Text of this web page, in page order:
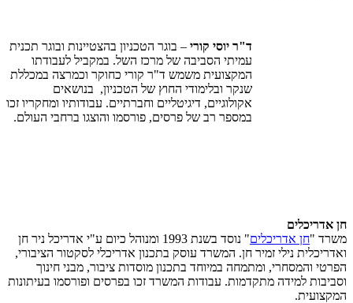
ד"ר יוסי קורי – בוגר הטכניון בהצטיינות ובוגר תכנית
עמיתי הסביבה של מרכז השל. במקביל לעבודתו
המקצועית משמש ד"ר קורי כחוקר וכמרצה במכללת
שנקר ובלימודי החוץ של הטכניון, בנושאים
אקולוגיים, דיגיטליים וחברתיים. עבודותיו ומחקריו זכו
במספר רב של פרסים, פורסמו והוצגו ברחבי העולם.
חן אדריכלים
משרד "חן אדריכלים
" נוסד בשנת 1993 ומנוהל כיום ע"י אדריכל ניר חן
ואדריכלית נילי זמיר חן. המשרד עוסק בתכנון אדריכלי לסקטור הציבורי,
הפרטי והמסחרי, ומתמחה במיוחד בתכנון מוסדות ציבור, מבני חינוך
וסביבות למידה מתקדמות. עבודות המשרד זכו בפרסים ופורסמו בעיתונות
המקצועית.